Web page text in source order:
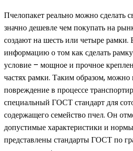
Пчелопакет реально можно сделать
значно дешевле чем покупать на
создают на шесть или четыре
информацию о том как сделать
условие – мощное и прочное
частях рамки. Таким образом, можно
повреждение в процессе
специальный ГОСТ стандарт для
содержащего семейство пчел. Он
допустимые характеристики и
представлены стандарты ГОСТ по